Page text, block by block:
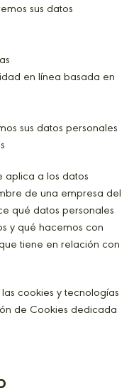
sus datos
en línea basada en
sus datos personales
aplica a los datos
de una empresa del
qué datos personales
y qué hacemos con
tiene en relación con
cookies y tecnologías
de Cookies dedicada